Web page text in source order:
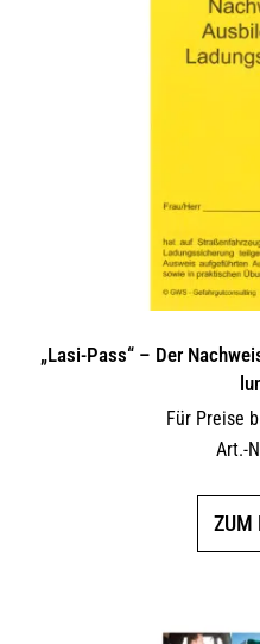
„Lasi-Pass“ – Der
Für Preise
Art.-
ZUM